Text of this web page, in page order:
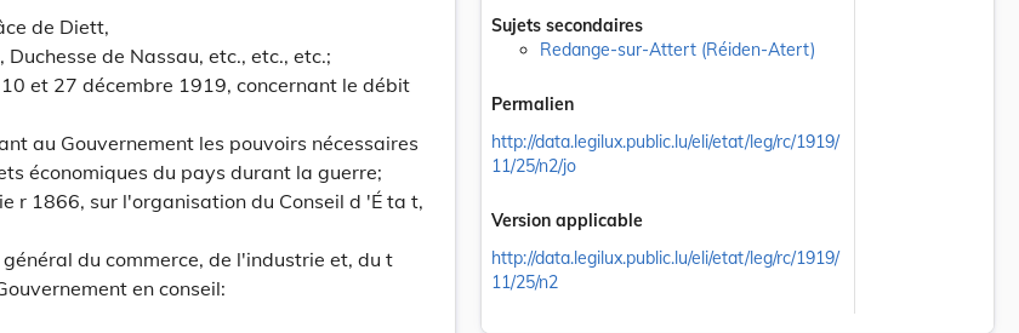
de Diett,
de Nassau, etc., etc., etc.;
et 27 décembre 1919, concernant le débit
au Gouvernement les pouvoirs nécessaires
économiques du pays durant la guerre;
r 1866, sur l'organisation du Conseil d 'É ta t,
du commerce, de l'industrie et, du t
en conseil:
Sujets secondaires
Redange-sur-Attert (Réiden-Atert)
Permalien
http://data.legilux.public.lu/eli/etat/leg/rc/1919/
11/25/n2/jo
Version applicable
http://data.legilux.public.lu/eli/etat/leg/rc/1919/
11/25/n2